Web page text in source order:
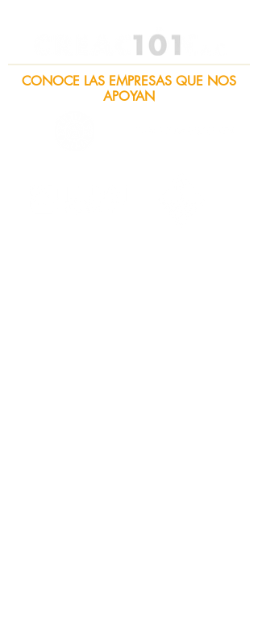
CONOCE LAS EMPRESAS QUE NOS
APOYAN